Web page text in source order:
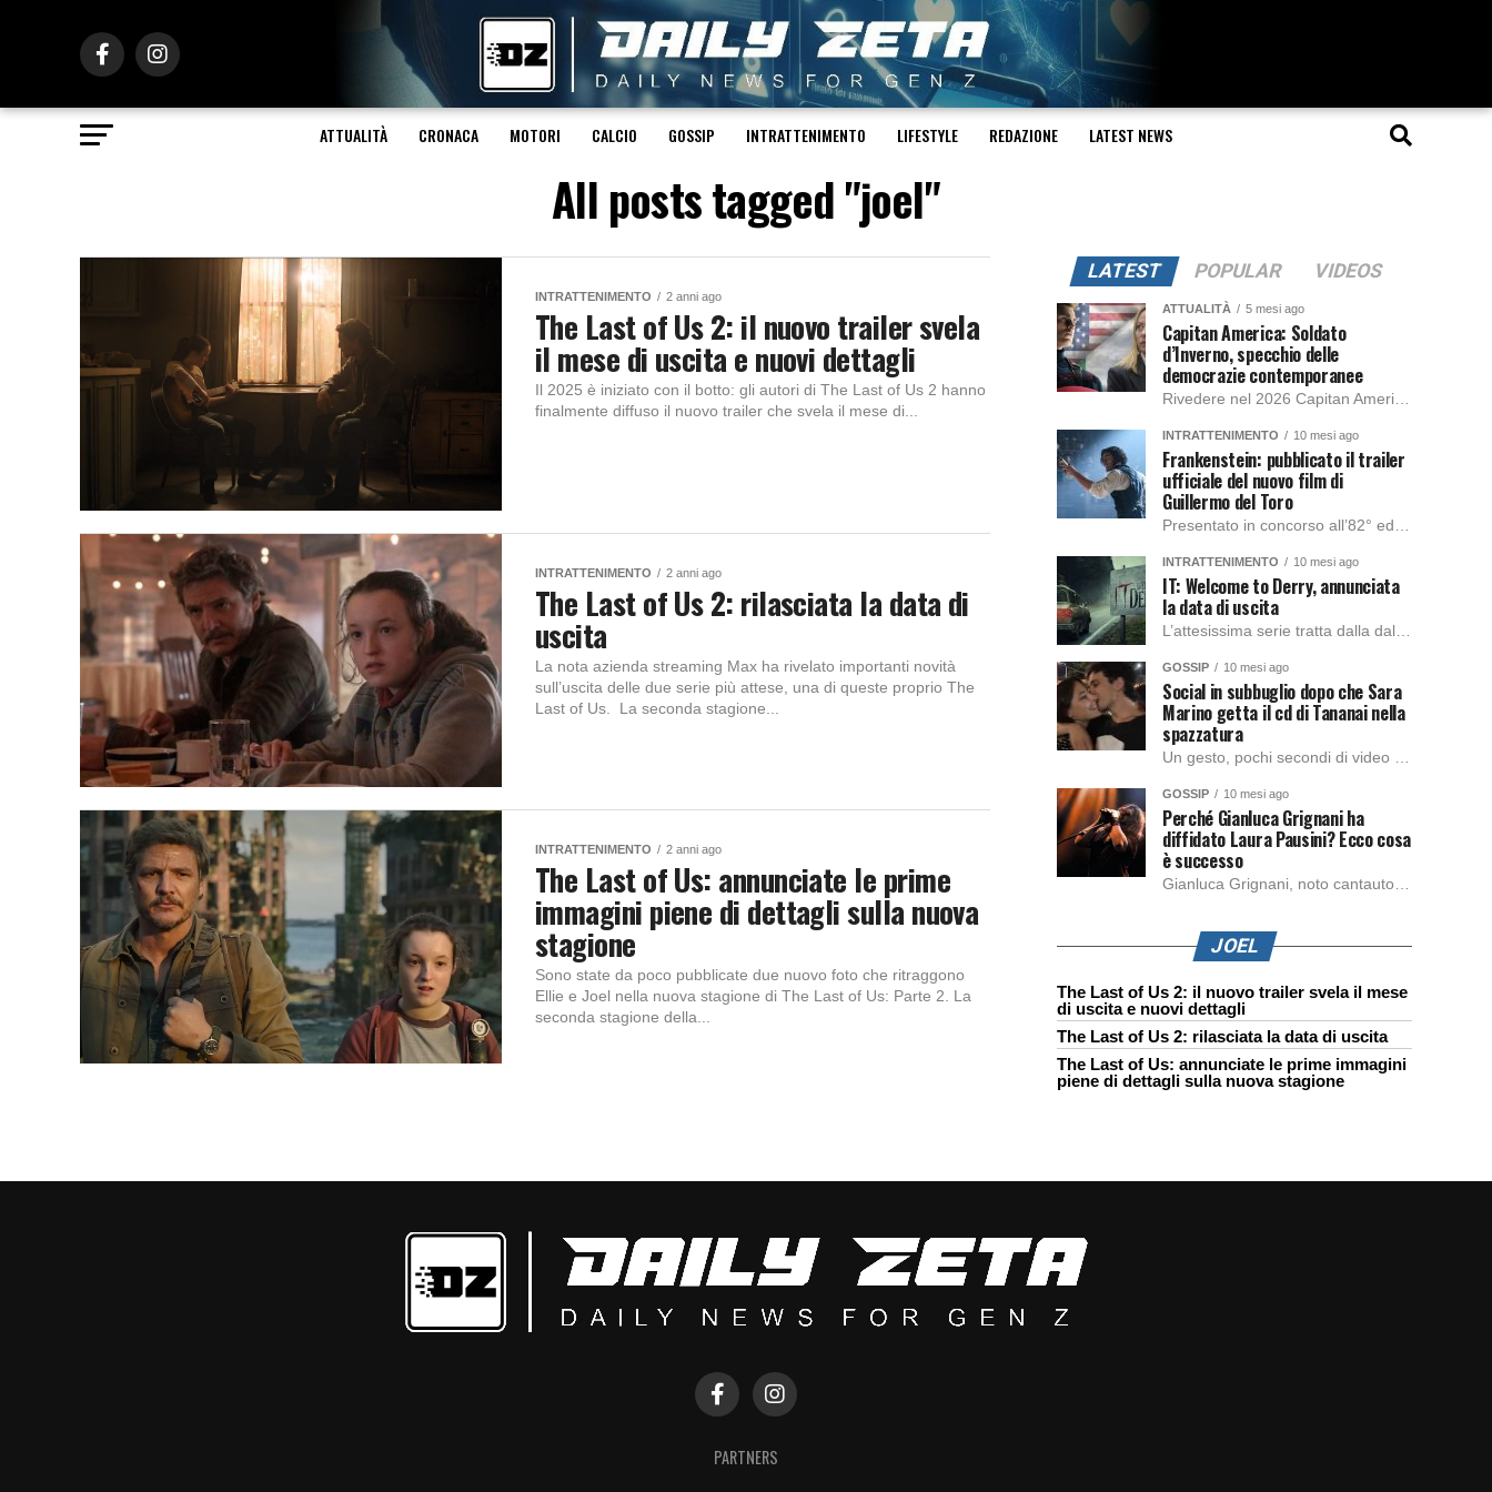
ATTUALITÀ CRONACA MOTORI CALCIO GOSSIP INTRATTENIMENTO LIFESTYLE REDAZIONE LATEST NEWS
All posts tagged "joel"
INTRATTENIMENTO 2 anni ago
The Last of Us 2: il nuovo trailer svela
il mese di uscita e nuovi dettagli
Il 2025 è iniziato con il botto: gli autori di The Last of Us 2 hanno
finalmente diffuso il nuovo trailer che svela il mese di...
INTRATTENIMENTO 2 anni ago
The Last of Us 2: rilasciata la data di
uscita
La nota azienda streaming Max ha rivelato importanti novità
sull’uscita delle due serie più attese, una di queste proprio The
Last of Us. La seconda stagione...
INTRATTENIMENTO 2 anni ago
The Last of Us: annunciate le prime
immagini piene di dettagli sulla nuova
stagione
Sono state da poco pubblicate due nuovo foto che ritraggono
Ellie e Joel nella nuova stagione di The Last of Us: Parte 2. La
seconda stagione della...
LATEST POPULAR VIDEOS
ATTUALITÀ 5 mesi ago
Capitan America: Soldato
d’Inverno, specchio delle
democrazie contemporanee
INTRATTENIMENTO 10 mesi ago
Frankenstein: pubblicato il trailer
ufficiale del nuovo film di
Guillermo del Toro
INTRATTENIMENTO 10 mesi ago
IT: Welcome to Derry, annunciata
la data di uscita
GOSSIP 10 mesi ago
Social in subbuglio dopo che Sara
Marino getta il cd di Tananai nella
spazzatura
GOSSIP 10 mesi ago
Perché Gianluca Grignani ha
diffidato Laura Pausini? Ecco cosa
è successo
JOEL
The Last of Us 2: il nuovo trailer svela il mese
di uscita e nuovi dettagli
The Last of Us 2: rilasciata la data di uscita
The Last of Us: annunciate le prime immagini
piene di dettagli sulla nuova stagione
PARTNERS